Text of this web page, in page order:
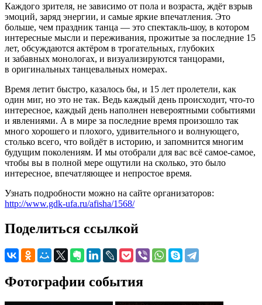
Каждого зрителя, не зависимо от пола и возраста, ждёт взрыв
эмоций, заряд энергии, и самые яркие впечатления. Это
больше, чем праздник танца — это спектакль-шоу, в котором
интересные мысли и переживания, прожитые за последние 15
лет, обсуждаются актёром в трогательных, глубоких
и забавных монологах, и визуализируются танцорами,
в оригинальных танцевальных номерах.
Время летит быстро, казалось бы, и 15 лет пролетели, как
один миг, но это не так. Ведь каждый день происходит, что-то
интересное, каждый день наполнен невероятными событиями
и явлениями. А в мире за последние время произошло так
много хорошего и плохого, удивительного и волнующего,
столько всего, что войдёт в историю, и запомнится многим
будущим поколениям. И мы отобрали для вас всё самое-самое,
чтобы вы в полной мере ощутили на сколько, это было
интересное, впечатляющее и непростое время.
Узнать подробности можно на сайте организаторов:
http://www.gdk-ufa.ru/afisha/1568/
Поделиться ссылкой
Фотографии события